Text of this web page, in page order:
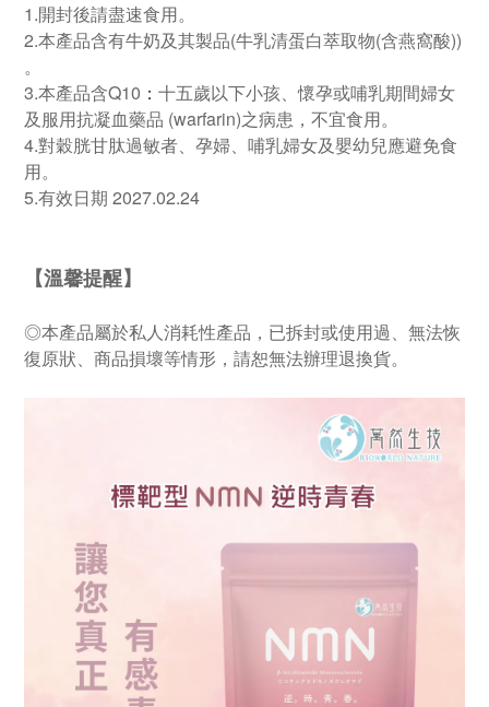
1.開封後請盡速食用。
2.本產品含有牛奶及其製品(牛乳清蛋白萃取物(含燕窩酸))
。
3.本產品含Q10 ： 十五歲以下小孩、懷孕或哺乳期間婦女
及服用抗凝血藥品 (warfarin)之病患，不宜食用。
4.對穀胱甘肽過敏者、孕婦、哺乳婦女及嬰幼兒應避免食
用。
5.有效日期 2027.02.24
【溫馨提醒】
◎本產品屬於私人消耗性產品，已拆封或使用過、無法恢
復原狀、商品損壞等情形，請恕無法辦理退換貨。